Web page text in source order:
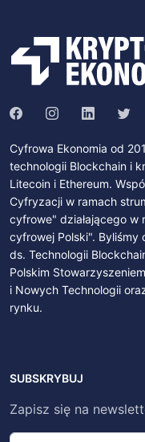
Cyfrowa Ekonomia od
technologii Blockchain i
Litecoin i Ethereum.
Cyfryzacji w ramach
cyfrowe" działającego w
cyfrowej Polski". Byliśmy
ds. Technologii
Polskim
i Nowych Technologii
rynku.
SUBSKRYBUJ
Zapisz się na